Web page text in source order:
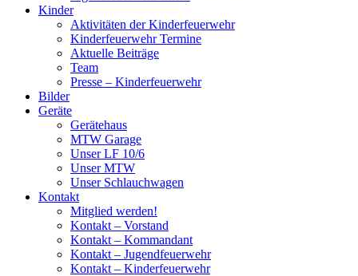
Kinder
Aktivitäten der Kinderfeuerwehr
Kinderfeuerwehr Termine
Aktuelle Beiträge
Team
Presse – Kinderfeuerwehr
Bilder
Geräte
Gerätehaus
MTW Garage
Unser LF 10/6
Unser MTW
Unser Schlauchwagen
Kontakt
Mitglied werden!
Kontakt – Vorstand
Kontakt – Kommandant
Kontakt – Jugendfeuerwehr
Kontakt – Kinderfeuerwehr